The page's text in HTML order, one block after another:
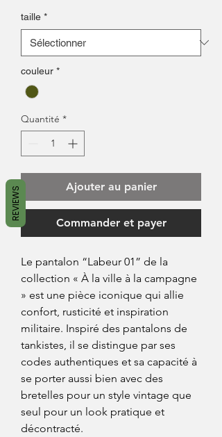
taille *
couleur *
Quantité *
Ajouter au panier
Commander et payer
Le pantalon “Labeur 01” de la
collection « À la ville à la campagne
» est une pièce iconique qui allie
confort, rusticité et inspiration
militaire. Inspiré des pantalons de
tankistes, il se distingue par ses
codes authentiques et sa capacité à
se porter aussi bien avec des
bretelles pour un style vintage que
seul pour un look pratique et
décontracté.
REVIEWS